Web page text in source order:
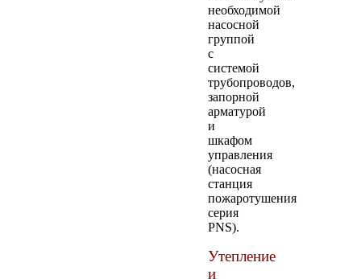
необходимой
насосной
группой
с
системой
трубопроводов,
запорной
арматурой
и
шкафом
управления
(насосная
станция
пожаротушения
серия
PNS).
Утепление
и